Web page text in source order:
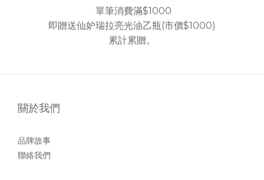
單筆消費滿$1000
即贈送仙妒瑞拉亮光油乙瓶(市價$1000)
累計累贈。
關於我們
品牌故事
聯絡我們